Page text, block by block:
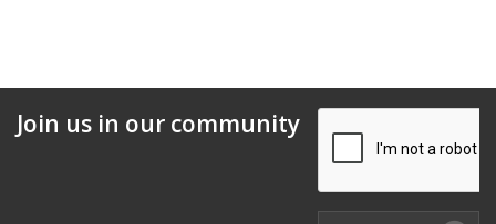
Join us in our community